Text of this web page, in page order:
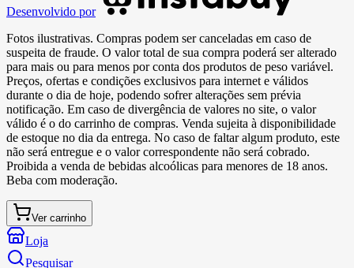
Desenvolvido por
Fotos ilustrativas. Compras podem ser canceladas em caso de
suspeita de fraude. O valor total de sua compra poderá ser alterado
para mais ou para menos por conta dos produtos de peso variável.
Preços, ofertas e condições exclusivos para internet e válidos
durante o dia de hoje, podendo sofrer alterações sem prévia
notificação. Em caso de divergência de valores no site, o valor
válido é o do carrinho de compras. Venda sujeita à disponibilidade
de estoque no dia da entrega. No caso de faltar algum produto, este
não será entregue e o valor correspondente não será cobrado.
Proibida a venda de bebidas alcoólicas para menores de 18 anos.
Beba com moderação.
Ver carrinho
Loja
Pesquisar